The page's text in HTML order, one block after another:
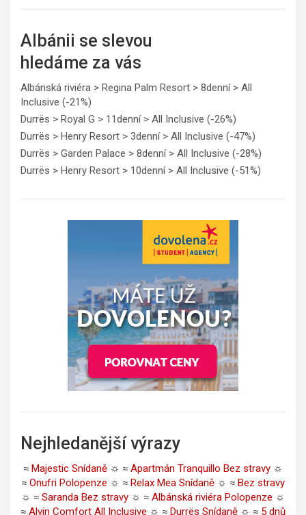
Albánii se slevou
hledáme za vás
Albánská riviéra > Regina Palm Resort > 8denní > All
Inclusive (-21%)
Durrës > Royal G > 11denní > All Inclusive (-26%)
Durrës > Henry Resort > 3denní > All Inclusive (-47%)
Durrës > Garden Palace > 8denní > All Inclusive (-28%)
Durrës > Henry Resort > 10denní > All Inclusive (-51%)
Nejhledanější výrazy
≈ Majestic Snídaně ☼ ≈ Apartmán Tranquillo Bez stravy ☼
≈ Onufri Polopenze ☼ ≈ Relax Mea Snídaně ☼ ≈ Bez stravy
☼ ≈ Saranda Bez stravy ☼ ≈ Albánská riviéra Polopenze ☼
≈ Alvin Comfort All Inclusive ☼ ≈ Durrës Snídaně ☼ ≈ 5 dnů